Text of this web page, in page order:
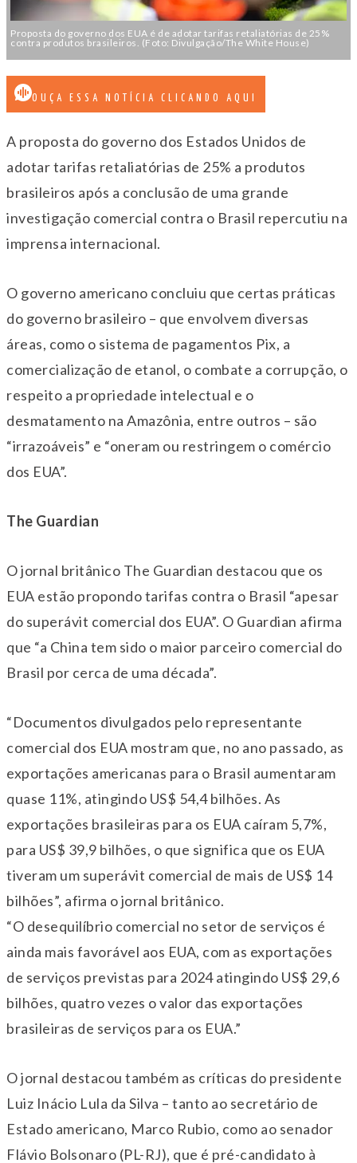
Proposta do governo dos EUA é de adotar tarifas retaliatórias de 25%
contra produtos brasileiros. (Foto: Divulgação/The White House)
OUÇA ESSA NOTÍCIA CLICANDO AQUI
A proposta do governo dos Estados Unidos de
adotar tarifas retaliatórias de 25% a produtos
brasileiros após a conclusão de uma grande
investigação comercial contra o Brasil repercutiu na
imprensa internacional.
O governo americano concluiu que certas práticas
do governo brasileiro – que envolvem diversas
áreas, como o sistema de pagamentos Pix, a
comercialização de etanol, o combate a corrupção, o
respeito a propriedade intelectual e o
desmatamento na Amazônia, entre outros – são
“irrazoáveis” e “oneram ou restringem o comércio
dos EUA”.
The Guardian
O jornal britânico The Guardian destacou que os
EUA estão propondo tarifas contra o Brasil “apesar
do superávit comercial dos EUA”. O Guardian afirma
que “a China tem sido o maior parceiro comercial do
Brasil por cerca de uma década”.
“Documentos divulgados pelo representante
comercial dos EUA mostram que, no ano passado, as
exportações americanas para o Brasil aumentaram
quase 11%, atingindo US$ 54,4 bilhões. As
exportações brasileiras para os EUA caíram 5,7%,
para US$ 39,9 bilhões, o que significa que os EUA
tiveram um superávit comercial de mais de US$ 14
bilhões”, afirma o jornal britânico.
“O desequilíbrio comercial no setor de serviços é
ainda mais favorável aos EUA, com as exportações
de serviços previstas para 2024 atingindo US$ 29,6
bilhões, quatro vezes o valor das exportações
brasileiras de serviços para os EUA.”
O jornal destacou também as críticas do presidente
Luiz Inácio Lula da Silva – tanto ao secretário de
Estado americano, Marco Rubio, como ao senador
Flávio Bolsonaro (PL-RJ), que é pré-candidato à